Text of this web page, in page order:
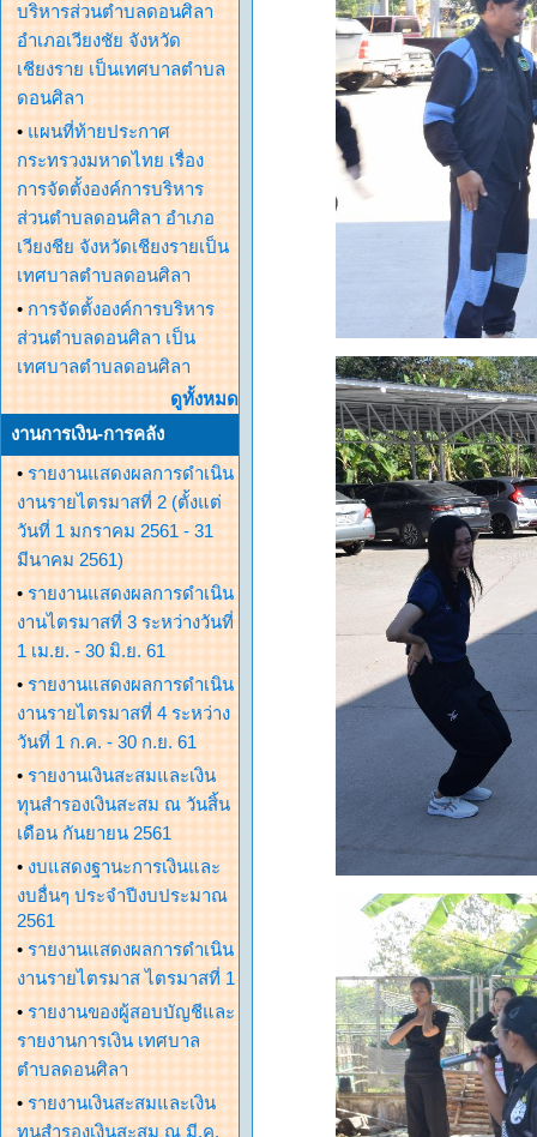
บริหารส่วนตำบลดอนศิลา
อำเภอเวียงชัย จังหวัด
เชียงราย เป็นเทศบาลตำบล
ดอนศิลา
• แผนที่ท้ายประกาศ
กระทรวงมหาดไทย เรื่อง
การจัดตั้งองค์การบริหาร
ส่วนตำบลดอนศิลา อำเภอ
เวียงชีย จังหวัดเชียงรายเป็น
เทศบาลตำบลดอนศิลา
• การจัดตั้งองค์การบริหาร
ส่วนตำบลดอนศิลา เป็น
เทศบาลตำบลดอนศิลา
ดูทั้งหมด
งานการเงิน-การคลัง
• รายงานแสดงผลการดำเนิน
งานรายไตรมาสที่ 2 (ตั้งแต่
วันที่ 1 มกราคม 2561 - 31
มีนาคม 2561)
• รายงานแสดงผลการดำเนิน
งานไตรมาสที่ 3 ระหว่างวันที่
1 เม.ย. - 30 มิ.ย. 61
• รายงานแสดงผลการดำเนิน
งานรายไตรมาสที่ 4 ระหว่าง
วันที่ 1 ก.ค. - 30 ก.ย. 61
• รายงานเงินสะสมและเงิน
ทุนสำรองเงินสะสม ณ วันสิ้น
เดือน กันยายน 2561
• งบแสดงฐานะการเงินและ
งบอื่นๆ ประจำปีงบประมาณ
2561
• รายงานแสดงผลการดำเนิน
งานรายไตรมาส ไตรมาสที่ 1
• รายงานของผู้สอบบัญชีและ
รายงานการเงิน เทศบาล
ตำบลดอนศิลา
• รายงานเงินสะสมและเงิน
ทุนสำรองเงินสะสม ณ มี.ค.